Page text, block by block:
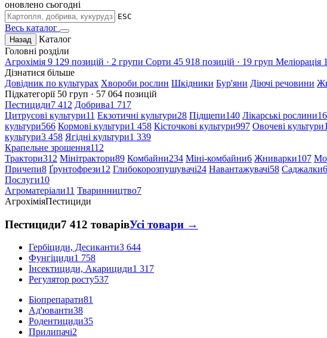
оновлено сьогодні
ESC
Весь каталог
Назад
Каталог
Головні розділи
Агрохімія 9 129 позицій · 2 групи Сорти 45 918 позицій · 19 груп Меліорація
Дізнатися більше
Довідник по культурах Хвороби рослин Шкідники Бур'яни Діючі речовини
Підкатегорії 50 груп · 57 064 позицій
Пестициди7 412 Добрива1 717
Цитрусові культури11 Екзотичні культури28 Підщепи140 Лікарські рослини
культури566 Кормові культури1 458 Кісточкові культури997 Овочеві культури
культури3 458 Ягідні культури1 339
Крапельне зрошення112
Трактори312 Мінітрактори89 Комбайни234 Міні-комбайни6 Жниварки107
Причепи8 Ґрунтофрези12 Глибокорозпушувачі24 Навантажувачі58 Саджалки6
Послуги10
Агроматеріали11 Тваринництво7
АгрохіміяПестициди
Пестициди7 412 товарівУсі товари →
Гербіциди, Десиканти3 644
Фунгіциди1 758
Інсектициди, Акарициди1 317
Регулятор росту537
Біопрепарати81
Ад'юванти38
Родентициди35
Прилипачі2